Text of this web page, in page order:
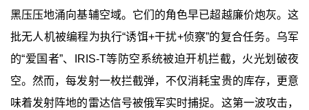
黑压压地涌向基辅空域。它们的角色早已超越廉价炮灰。这
批无人机被编程为执行“诱饵+干扰+侦察”的复合任务。乌军
的“爱国者”、IRIS-T等防空系统被迫开机拦截，火光划破夜
空。然而，每发射一枚拦截弹，不仅消耗宝贵的库存，更意
味着发射阵地的雷达信号被俄军实时捕捉。这第一波攻击，